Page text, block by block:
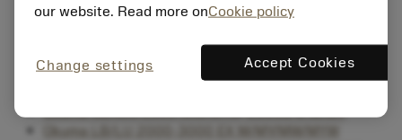
Okuma 2SP-150 H/HM
Okuma 2SP-V60 / V60R
Okuma 2SP-V80 / V80R
Okuma GENOS L300 MW/MYW, L3000-e M/MY
our website. Read more onCookie policy
Change settings Accept Cookies